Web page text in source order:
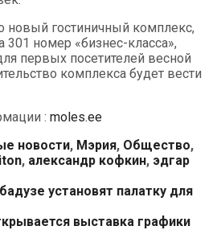
новый гостиничный комплекс,
301 номер «бизнес-класса»,
первых посетителей весной
комплекса будет вести
: moles.ee
новости, Мэрия, Общество,
, александр кофкин, эдгар
установят палатку для
выставка графики